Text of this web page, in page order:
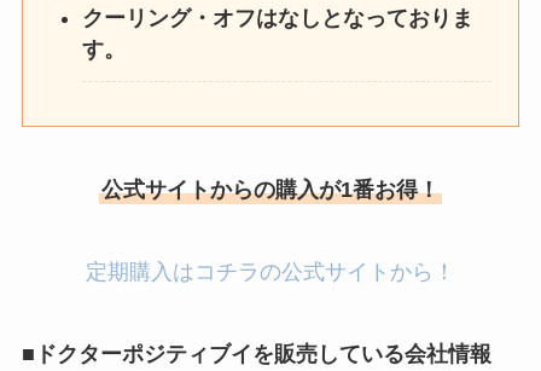
クーリング・オフはなしとなっておりま
す。
公式サイトからの購入が1番お得！
定期購入はコチラの公式サイトから！
■ドクターポジティブイを販売している会社情報